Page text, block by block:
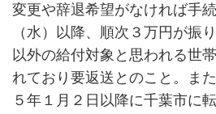
変更や辞退希望がなければ手
（水）以降、順次３万円が振
以外の給付対象と思われる世
れており要返送とのこと。ま
５年１月２日以降に千葉市に